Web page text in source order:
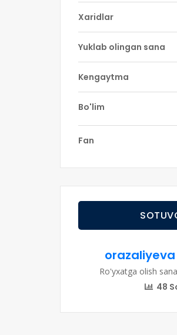
Xaridlar
Yuklab olingan sana
Kengaytma
Bo'lim
Fan
Ro'yxatga olish
48